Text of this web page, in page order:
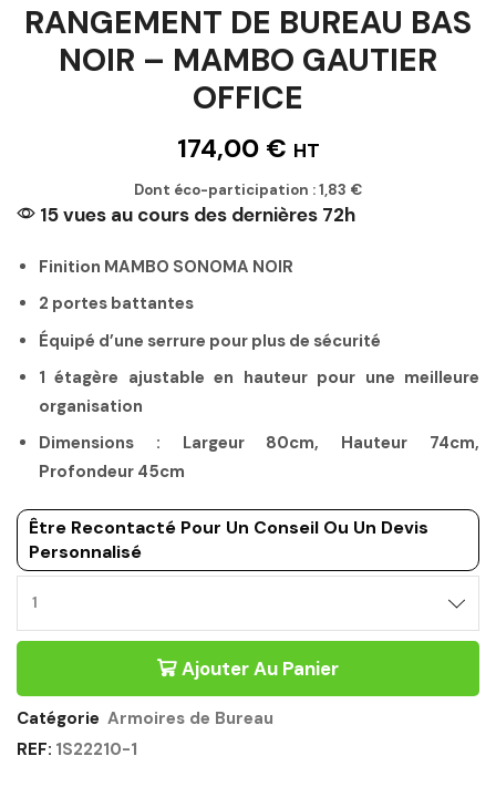
RANGEMENT DE BUREAU BAS
NOIR – MAMBO GAUTIER
OFFICE
174,00 € HT
Dont éco-participation :1,83 €
15 vues au cours des dernières 72h
Finition MAMBO SONOMA NOIR
2 portes battantes
Équipé d’une serrure pour plus de sécurité
1 étagère ajustable en hauteur pour une meilleure
organisation
Dimensions : Largeur 80cm, Hauteur 74cm,
Profondeur 45cm
Être Recontacté Pour Un Conseil Ou Un Devis
Personnalisé
DE
BAS
MAMBO
Ajouter Au Panier
Catégorie Armoires de Bureau
REF: 1S22210-1